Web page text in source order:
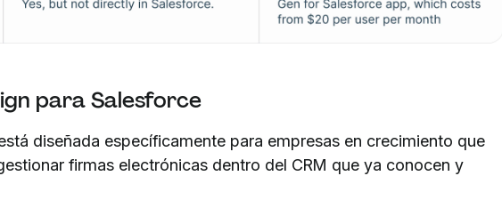
para Salesforce
diseñada específicamente para empresas en crecimiento que
firmas electrónicas dentro del CRM que ya conocen y